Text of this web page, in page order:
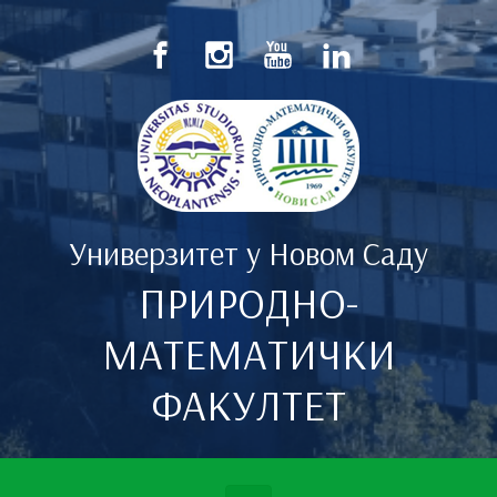
Скип то маин цонтент
Универзитет у Новом Саду
ПРИРОДНО-
МАТЕМАТИЧКИ
ФАКУЛТЕТ